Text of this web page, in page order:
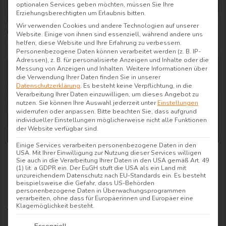
Flair Hotel Zum
Benediktiner
Das Flairhotel Zum Benediktiner liegt mitten im
fränkischen Rebland und bietet euch Ruhe und
optionalen Services geben möchten, müssen Sie Ihre
Erziehungsberechtigten um Erlaubnis bitten.
Wir verwenden Cookies und andere Technologien auf unserer
Website. Einige von ihnen sind essenziell, während andere uns
helfen, diese Website und Ihre Erfahrung zu verbessern.
Personenbezogene Daten können verarbeitet werden (z. B. IP-
Adressen), z. B. für personalisierte Anzeigen und Inhalte oder die
Messung von Anzeigen und Inhalten. Weitere Informationen über
die Verwendung Ihrer Daten finden Sie in unserer
Datenschutzerklärung. Es besteht keine Verpflichtung, in die
Verarbeitung Ihrer Daten einzuwilligen, um dieses Angebot zu
nutzen. Sie können Ihre Auswahl jederzeit unterEinstellungen
widerrufen oder anpassen. Bitte beachten Sie, dass aufgrund
individueller Einstellungen möglicherweise nicht alle Funktionen
der Website verfügbar sind.
Einige Services verarbeiten personenbezogene Daten in den
USA. Mit Ihrer Einwilligung zur Nutzung dieser Services willigen
Sie auch in die Verarbeitung Ihrer Daten in den USA gemäß Art. 49
(1) lit. a GDPR ein. Der EuGH stuft die USA als ein Land mit
unzureichendem Datenschutz nach EU-Standards ein. Es besteht
beispielsweise die Gefahr, dass US-Behörden
personenbezogene Daten in Überwachungsprogrammen
verarbeiten, ohne dass für Europäerinnen und Europäer eine
Klagemöglichkeit besteht.